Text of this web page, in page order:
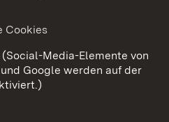
Benutzungshinweise
Cookies
Cookies
Media-Elemente von
Google werden auf der